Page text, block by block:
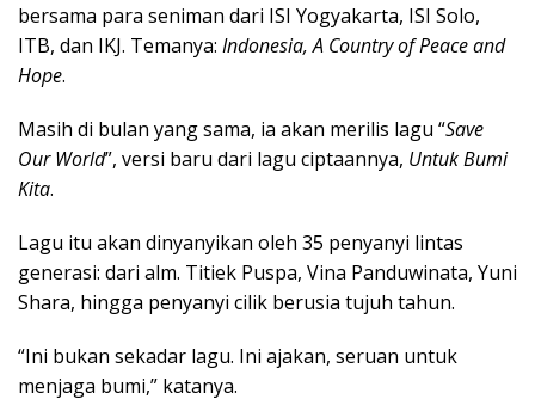
bersama para seniman dari ISI Yogyakarta, ISI Solo,
ITB, dan IKJ. Temanya: Indonesia, A Country of Peace and
Hope.
Masih di bulan yang sama, ia akan merilis lagu “Save
Our World”, versi baru dari lagu ciptaannya, Untuk Bumi
Kita.
Lagu itu akan dinyanyikan oleh 35 penyanyi lintas
generasi: dari alm. Titiek Puspa, Vina Panduwinata, Yuni
Shara, hingga penyanyi cilik berusia tujuh tahun.
“Ini bukan sekadar lagu. Ini ajakan, seruan untuk
menjaga bumi,” katanya.